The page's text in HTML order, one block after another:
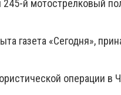
й мотострелковый
газета «Сегодня»,
операции в